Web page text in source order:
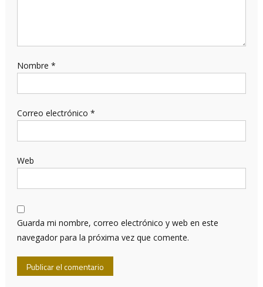
Nombre *
Correo electrónico *
Web
Guarda mi nombre, correo electrónico y web en este
navegador para la próxima vez que comente.